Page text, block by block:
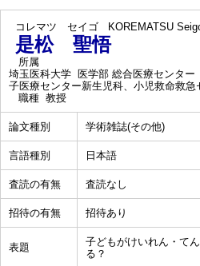
コレマツ セイゴ KOREMATSU
是松 聖悟
所属
埼玉医科大学 医学部 総合医療センタ
子医療センター新生児科、小児救命救急
職種 教授
論文種別 学術雑誌(その他)
言語種別 日本語
査読の有無 査読なし
招待の有無 招待あり
表題
子どもがけいれん・て
る？